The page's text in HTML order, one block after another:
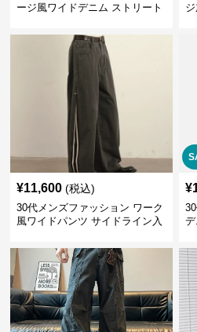
ージ風ワイドデニム ストリート
¥11,600 (税込)
30代メンズファッション ワーク
風ワイドパンツ サイドライン入
¥